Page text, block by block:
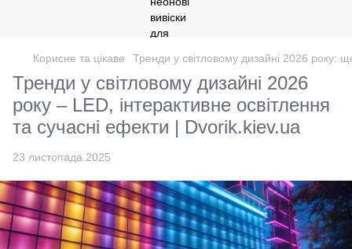
Корисне та цікаве Тренди у світловому дизайні 2026 року:
Тренди у світловому дизайні 2026
року – LED, інтерактивне освітлення
та сучасні ефекти | Dvorik.kiev.ua
23 листопада 2025